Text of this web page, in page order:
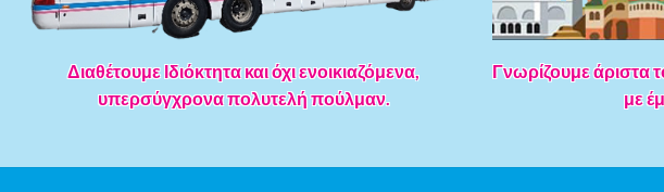
Διαθέτουμε Ιδιόκτητα και όχι ενοικιαζόμενα,
υπερσύγχρονα πολυτελή πούλμαν.
Γνωρίζουμε άριστα
με